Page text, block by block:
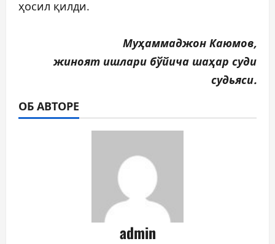
ҳосил қилди.
Муҳаммаджон Каюмов,
жиноят ишлари бўйича шаҳар суди
судьяси.
ОБ АВТОРЕ
admin